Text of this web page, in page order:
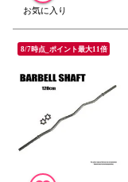
8/7時点_ポイント最大11倍